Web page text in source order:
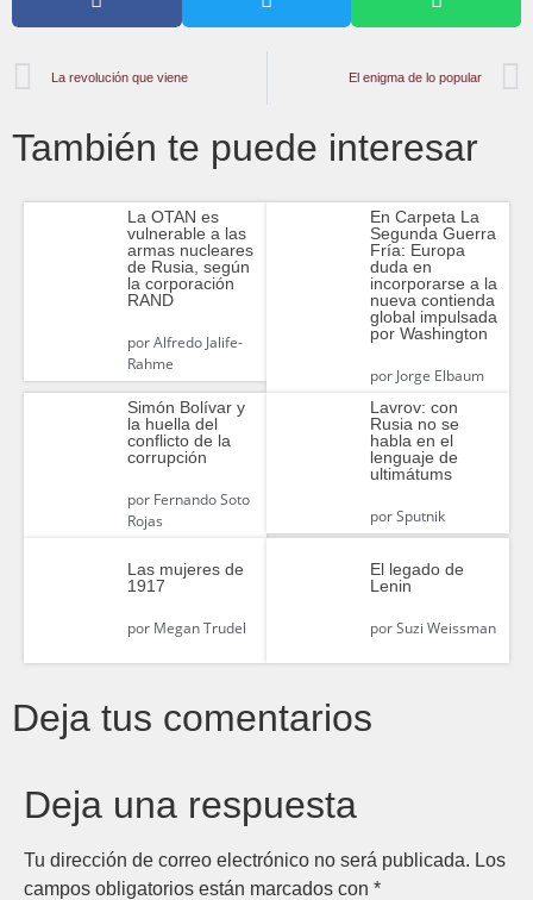
La revolución que viene El enigma de lo popular
También te puede interesar
La OTAN es
vulnerable a las
armas nucleares
de Rusia, según
la corporación
RAND
porAlfredo Jalife-
Rahme
En Carpeta La
Segunda Guerra
Fría: Europa
duda en
incorporarse a la
nueva contienda
global impulsada
por Washington
porJorge Elbaum
Simón Bolívar y
la huella del
conflicto de la
corrupción
porFernando Soto
Rojas
Lavrov: con
Rusia no se
habla en el
lenguaje de
ultimátums
porSputnik
Las mujeres de
1917
porMegan Trudel
El legado de
Lenin
porSuzi Weissman
Deja tus comentarios
Deja una respuesta
Tu dirección de correo electrónico no será publicada. Los
campos obligatorios están marcados con *